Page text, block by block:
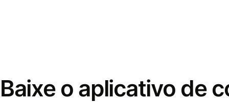
Baixe o aplicativo de